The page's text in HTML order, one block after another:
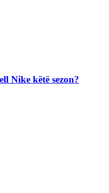
Nike këtë sezon?